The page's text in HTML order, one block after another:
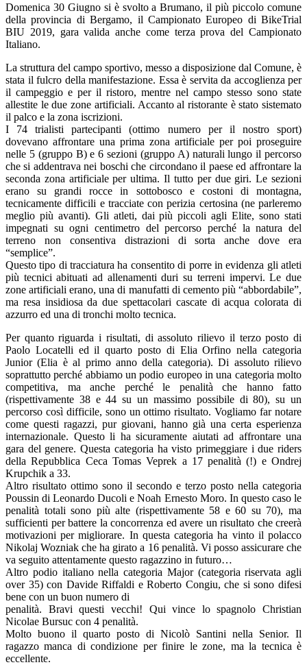
Domenica 30 Giugno si è svolto a Brumano, il più piccolo comune
della provincia di Bergamo, il Campionato Europeo di BikeTrial
BIU 2019, gara valida anche come terza prova del Campionato
Italiano.
La struttura del campo sportivo, messo a disposizione dal Comune, è
stata il fulcro della manifestazione. Essa è servita da accoglienza per
il campeggio e per il ristoro, mentre nel campo stesso sono state
allestite le due zone artificiali. Accanto al ristorante è stato sistemato
il palco e la zona iscrizioni.
I 74 trialisti partecipanti (ottimo numero per il nostro sport)
dovevano affrontare una prima zona artificiale per poi proseguire
nelle 5 (gruppo B) e 6 sezioni (gruppo A) naturali lungo il percorso
che si addentrava nei boschi che circondano il paese ed affrontare la
seconda zona artificiale per ultima. Il tutto per due giri. Le sezioni
erano su grandi rocce in sottobosco e costoni di montagna,
tecnicamente difficili e tracciate con perizia certosina (ne parleremo
meglio più avanti). Gli atleti, dai più piccoli agli Elite, sono stati
impegnati su ogni centimetro del percorso perché la natura del
terreno non consentiva distrazioni di sorta anche dove era
“semplice”.
Questo tipo di tracciatura ha consentito di porre in evidenza gli atleti
più tecnici abituati ad allenamenti duri su terreni impervi. Le due
zone artificiali erano, una di manufatti di cemento più “abbordabile”,
ma resa insidiosa da due spettacolari cascate di acqua colorata di
azzurro ed una di tronchi molto tecnica.
Per quanto riguarda i risultati, di assoluto rilievo il terzo posto di
Paolo Locatelli ed il quarto posto di Elia Orfino nella categoria
Junior (Elia è al primo anno della categoria). Di assoluto rilievo
soprattutto perché abbiamo un podio europeo in una categoria molto
competitiva, ma anche perché le penalità che hanno fatto
(rispettivamente 38 e 44 su un massimo possibile di 80), su un
percorso così difficile, sono un ottimo risultato. Vogliamo far notare
come questi ragazzi, pur giovani, hanno già una certa esperienza
internazionale. Questo li ha sicuramente aiutati ad affrontare una
gara del genere. Questa categoria ha visto primeggiare i due riders
della Repubblica Ceca Tomas Veprek a 17 penalità (!) e Ondrej
Krupchik a 33.
Altro risultato ottimo sono il secondo e terzo posto nella categoria
Poussin di Leonardo Ducoli e Noah Ernesto Moro. In questo caso le
penalità totali sono più alte (rispettivamente 58 e 60 su 70), ma
sufficienti per battere la concorrenza ed avere un risultato che creerà
motivazioni per migliorare. In questa categoria ha vinto il polacco
Nikolaj Wozniak che ha girato a 16 penalità. Vi posso assicurare che
va seguito attentamente questo ragazzino in futuro…
Altro podio italiano nella categoria Major (categoria riservata agli
over 35) con Davide Riffaldi e Roberto Congiu, che si sono difesi
bene con un buon numero di
penalità. Bravi questi vecchi! Qui vince lo spagnolo Christian
Nicolae Bursuc con 4 penalità.
Molto buono il quarto posto di Nicolò Santini nella Senior. Il
ragazzo manca di condizione per finire le zone, ma la tecnica è
eccellente.